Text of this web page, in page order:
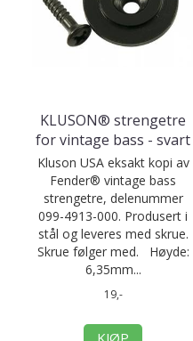
KLUSON® strengetre
for vintage bass - svart
Kluson USA eksakt kopi av
Fender® vintage bass
strengetre, delenummer
099-4913-000. Produsert i
stål og leveres med skrue.
Skrue følger med. Høyde:
6,35mm...
19,-
KJØP